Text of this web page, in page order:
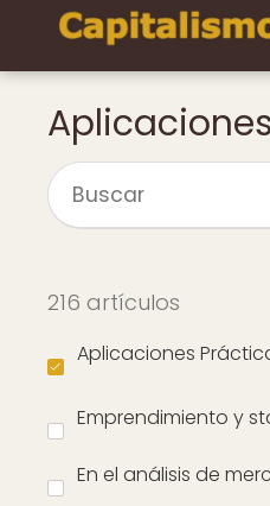
216 artículos
Aplicaciones
Emprendimiento y
En el análisis de